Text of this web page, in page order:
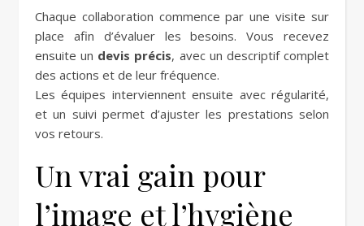
Chaque collaboration commence par une visite sur
place afin d’évaluer les besoins. Vous recevez
ensuite un devis précis, avec un descriptif complet
des actions et de leur fréquence.
Les équipes interviennent ensuite avec régularité,
et un suivi permet d’ajuster les prestations selon
vos retours.
Un vrai gain pour
l’image et l’hygiène